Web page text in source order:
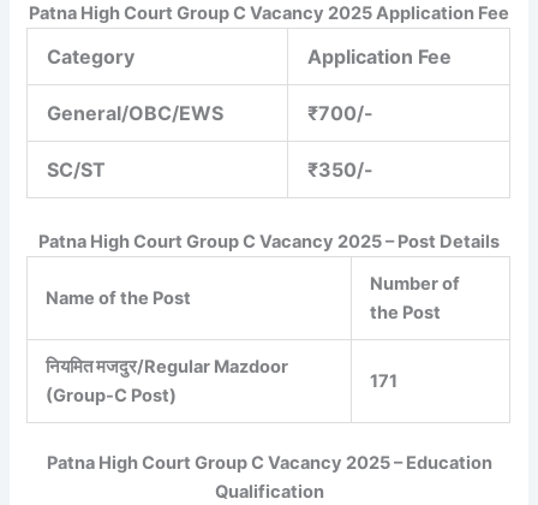
Patna High Court Group C Vacancy 2025 Application Fee
Category Application Fee
General/OBC/EWS ₹700/-
SC/ST ₹350/-
Patna High Court Group C Vacancy 2025 – Post Details
Name of the Post
Number of
the Post
नियमित मजदुर/Regular Mazdoor
(Group-C Post)
171
Patna High Court Group C Vacancy 2025 – Education
Qualification